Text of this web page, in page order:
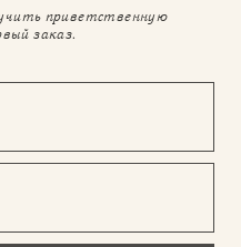
приветственную
заказ.